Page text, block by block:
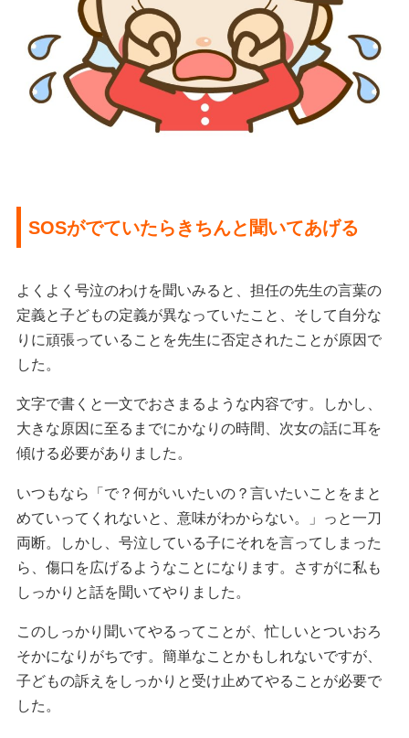
SOSがでていたらきちんと聞いてあげる
よくよく号泣のわけを聞いみると、担任の先生の言葉の
定義と子どもの定義が異なっていたこと、そして自分な
りに頑張っていることを先生に否定されたことが原因で
した。
文字で書くと一文でおさまるような内容です。しかし、
大きな原因に至るまでにかなりの時間、次女の話に耳を
傾ける必要がありました。
いつもなら「で？何がいいたいの？言いたいことをまと
めていってくれないと、意味がわからない。」っと一刀
両断。しかし、号泣している子にそれを言ってしまった
ら、傷口を広げるようなことになります。さすがに私も
しっかりと話を聞いてやりました。
このしっかり聞いてやるってことが、忙しいとついおろ
そかになりがちです。簡単なことかもしれないですが、
子どもの訴えをしっかりと受け止めてやることが必要で
した。